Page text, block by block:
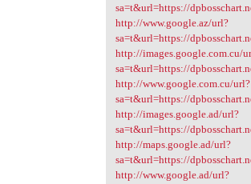
sa=t&url=https://
http://www.google.az/url?
sa=t&url=https://
http://images.google.com.cu/
sa=t&url=https://
http://www.google.com.cu/url?
sa=t&url=https://
http://images.google.ad/url?
sa=t&url=https://
http://maps.google.ad/url?
sa=t&url=https://
http://www.google.ad/url?